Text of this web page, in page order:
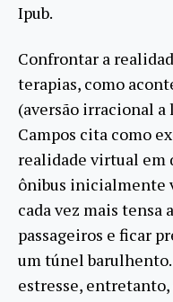
Ipub.
Confrontar a
terapias, como
(aversão irracional a
Campos cita como
realidade virtual em
ônibus inicialmente
cada vez mais tensa
passageiros e ficar
um túnel
estresse,